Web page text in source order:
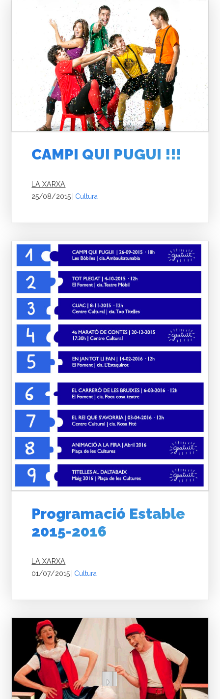
CAMPI QUI PUGUI !!!
25/08/2015
LA XARXA
Cultura
Programació Estable
2015-2016
01/07/2015
LA XARXA
| Cultura